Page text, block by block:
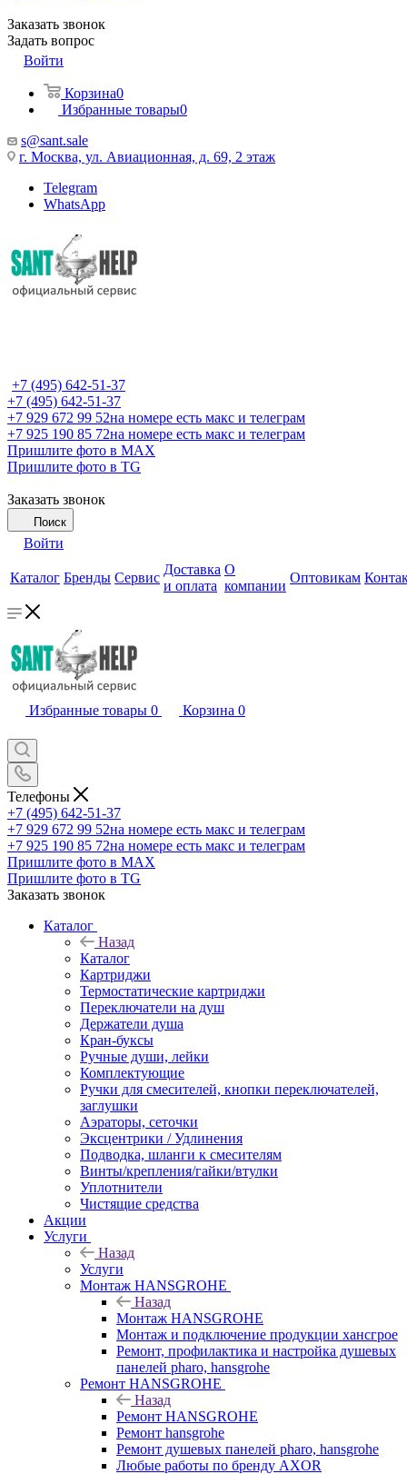
Заказать звонок
Задать вопрос
Войти
Корзина0
Избранные товары0
s@sant.sale
г. Москва, ул. Авиационная, д. 69, 2 этаж
Telegram
WhatsApp
+7 (495) 642-51-37
+7 (495) 642-51-37
+7 929 672 99 52на номере есть макс и телеграм
+7 925 190 85 72на номере есть макс и телеграм
Пришлите фото в MAX
Пришлите фото в TG
Заказать звонок
Поиск
Войти
Каталог Бренды Сервис
Доставка
и оплата
О
компании
Оптовикам
Избранные товары 0 Корзина 0
Телефоны
+7 (495) 642-51-37
+7 929 672 99 52на номере есть макс и телеграм
+7 925 190 85 72на номере есть макс и телеграм
Пришлите фото в MAX
Пришлите фото в TG
Заказать звонок
Каталог
Назад
Каталог
Картриджи
Термостатические картриджи
Переключатели на душ
Держатели душа
Кран-буксы
Ручные души, лейки
Комплектующие
Ручки для смесителей, кнопки переключателей,
заглушки
Аэраторы, сеточки
Эксцентрики / Удлинения
Подводка, шланги к смесителям
Винты/крепления/гайки/втулки
Уплотнители
Чистящие средства
Акции
Услуги
Назад
Услуги
Монтаж HANSGROHE
Назад
Монтаж HANSGROHE
Монтаж и подключение продукции хансгрое
Ремонт, профилактика и настройка душевых
панелей pharo, hansgrohe
Ремонт HANSGROHE
Назад
Ремонт HANSGROHE
Ремонт hansgrohe
Ремонт душевых панелей pharo, hansgrohe
Любые работы по бренду AXOR